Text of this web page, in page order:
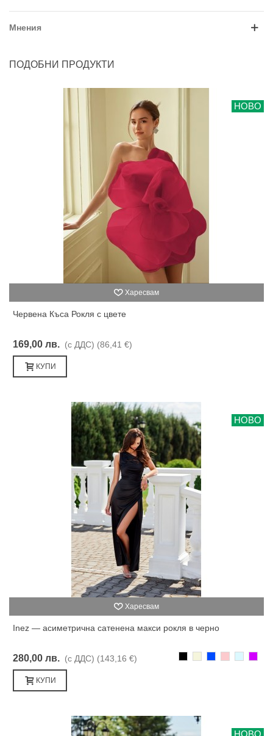
Мнения
ПОДОБНИ ПРОДУКТИ
НОВО
Харесвам
Червена Къса Рокля с цвете
169,00 лв. (с ДДС) (86,41 €)
КУПИ
НОВО
Харесвам
Inez — асиметрична сатенена макси рокля в черно
280,00 лв. (с ДДС) (143,16 €)
КУПИ
НОВО